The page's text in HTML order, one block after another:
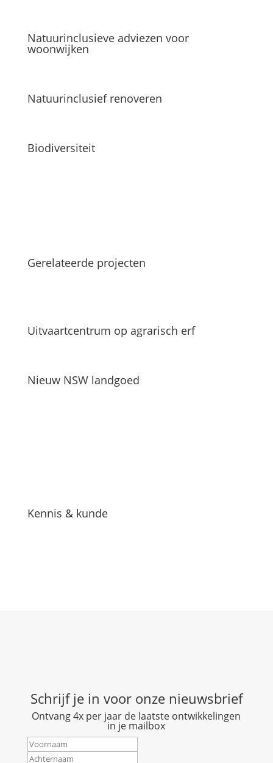
Natuurinclusieve adviezen voor
woonwijken
Natuurinclusief renoveren
Biodiversiteit
Gerelateerde projecten
Uitvaartcentrum op agrarisch erf
Nieuw NSW landgoed
Kennis & kunde
Schrijf je in voor onze nieuwsbrief
Ontvang 4x per jaar de laatste ontwikkelingen
in je mailbox